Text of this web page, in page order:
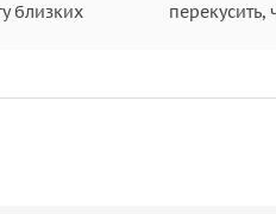
близких
перекусить,